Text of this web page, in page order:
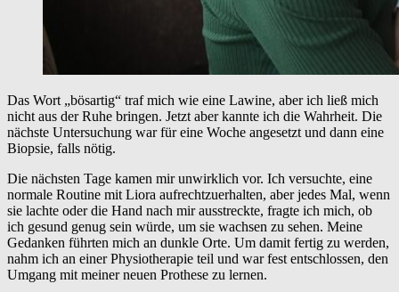
Das Wort „bösartig“ traf mich wie eine Lawine, aber ich ließ mich
nicht aus der Ruhe bringen. Jetzt aber kannte ich die Wahrheit. Die
nächste Untersuchung war für eine Woche angesetzt und dann eine
Biopsie, falls nötig.
Die nächsten Tage kamen mir unwirklich vor. Ich versuchte, eine
normale Routine mit Liora aufrechtzuerhalten, aber jedes Mal, wenn
sie lachte oder die Hand nach mir ausstreckte, fragte ich mich, ob
ich gesund genug sein würde, um sie wachsen zu sehen. Meine
Gedanken führten mich an dunkle Orte. Um damit fertig zu werden,
nahm ich an einer Physiotherapie teil und war fest entschlossen, den
Umgang mit meiner neuen Prothese zu lernen.